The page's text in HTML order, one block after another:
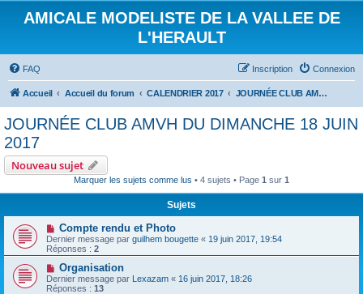
AMICALE MODELISTE DE LA VALLEE DE
L'HERAULT
FAQ Connexion
Inscription
Accueil Accueil du forum CALENDRIER 2017 JOURNÉE CLUB AMVH DU DIMANCHE 18 JUIN 2017
JOURNÉE CLUB AMVH DU DIMANCHE 18 JUIN
2017
Nouveau sujet
Marquer les sujets comme lus • 4 sujets • Page 1 sur 1
Sujets
Compte rendu et Photo
Dernier message par guilhem bougette « 19 juin 2017, 19:54
Réponses : 2
Organisation
Dernier message par Lexazam « 16 juin 2017, 18:26
Réponses : 13